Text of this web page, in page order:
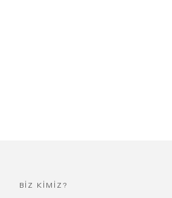
BİZ KİMİZ?